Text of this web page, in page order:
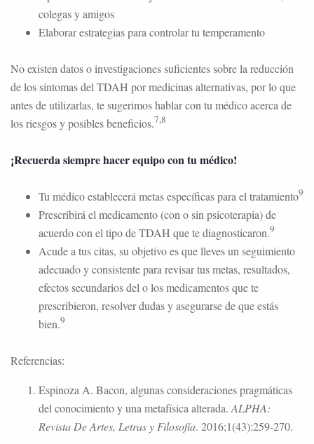
colegas y amigos
Elaborar estrategias para controlar tu temperamento
No existen datos o investigaciones suficientes sobre la reducción
de los síntomas del TDAH por medicinas alternativas, por lo que
antes de utilizarlas, te sugerimos hablar con tu médico acerca de
los riesgos y posibles beneficios.7,8
¡Recuerda siempre hacer equipo con tu médico!
Tu médico establecerá metas específicas para el tratamiento9
Prescribirá el medicamento (con o sin psicoterapia) de
acuerdo con el tipo de TDAH que te diagnosticaron.9
Acude a tus citas, su objetivo es que lleves un seguimiento
adecuado y consistente para revisar tus metas, resultados,
efectos secundarios del o los medicamentos que te
prescribieron, resolver dudas y asegurarse de que estás
bien.9
Referencias:
Espinoza A. Bacon, algunas consideraciones pragmáticas
del conocimiento y una metafísica alterada. ALPHA:
Revista De Artes, Letras y Filosofía. 2016;1(43):259-270.